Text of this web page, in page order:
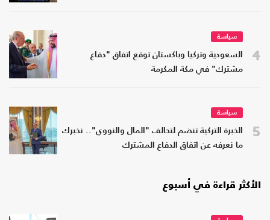
4
سياسة
السعودية وتركيا وباكستان توقع اتفاق "دفاع
مشترك" في مكة المكرمة
5
سياسة
الخبرة التركية تنضم لتحالف "المال والنووي".. نخبرك
ما نعرفه عن اتفاق الدفاع المشترك
الأكثر قراءة في أسبوع